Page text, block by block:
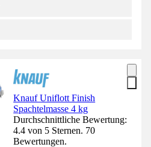
Knauf Uniflott Finish
Spachtelmasse 4 kg
Durchschnittliche Bewertung:
4.4 von 5 Sternen. 70
Bewertungen.